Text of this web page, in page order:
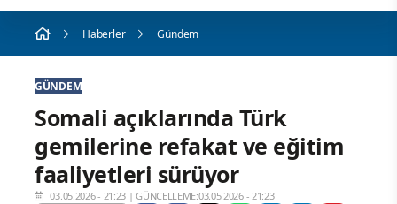
Haberler Gündem
GÜNDEM
Somali açıklarında Türk
gemilerine refakat ve eğitim
faaliyetleri sürüyor
03.05.2026 - 21:23 |GÜNCELLEME:03.05.2026 - 21:23